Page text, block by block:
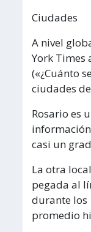
Ciudades
A nivel
York Times
(«¿Cuánto
ciudades
Rosario es
casi un
La otra
pegada al
durante los
promedio